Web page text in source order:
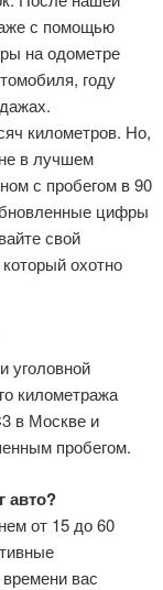
с помощью
на одометре
году
километров. Но,
в лучшем
с пробегом в 90
цифры
свой
охотно
уголовной
километража
в Москве и
пробегом.
авто?
от 15 до 60
вас